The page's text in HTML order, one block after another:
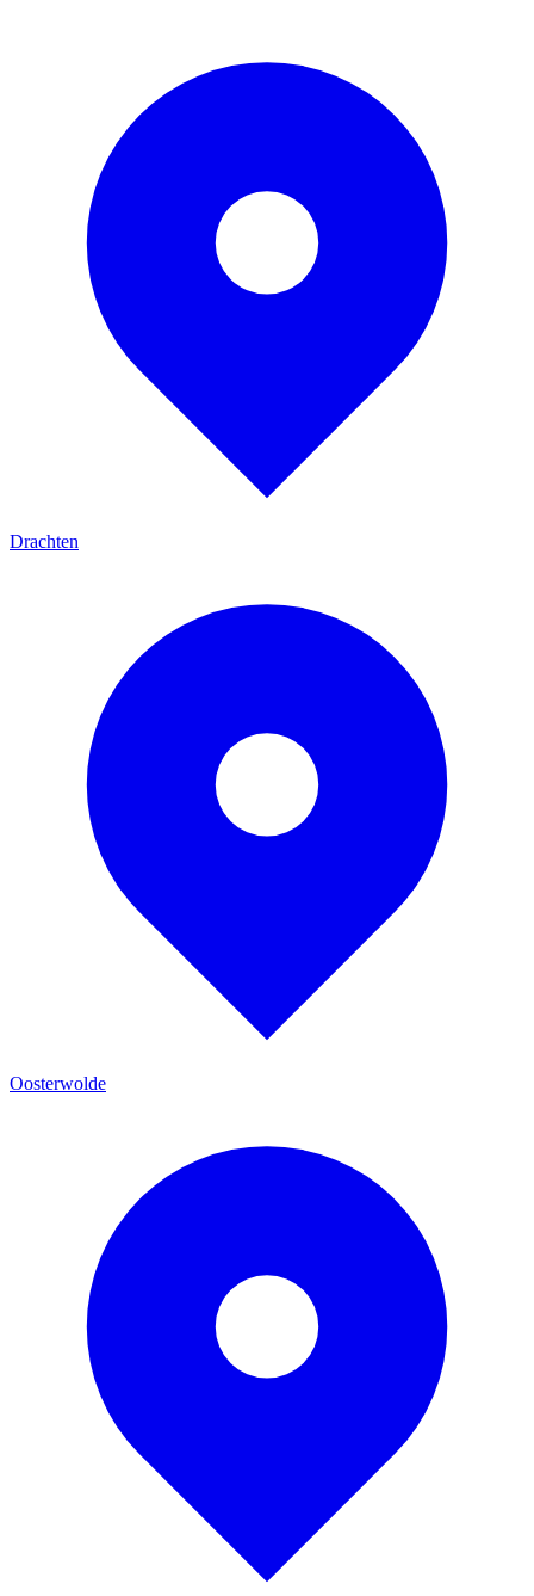
Drachten
Oosterwolde